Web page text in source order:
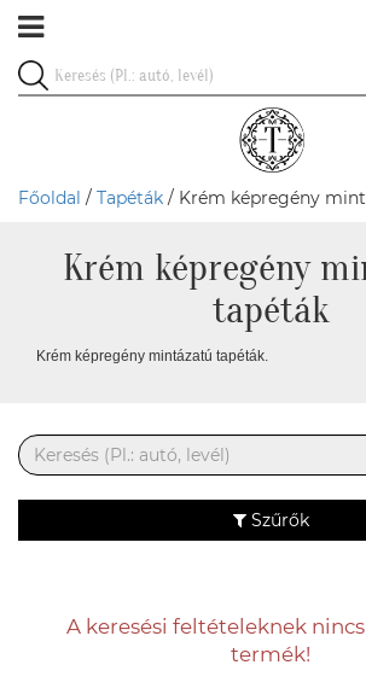
Főoldal / Tapéták / Krém képregény
Krém képregény
tapéták
Krém képregény mintázatú tapéták.
Szűrők
A keresési feltételeknek
termék!